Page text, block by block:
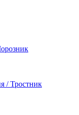
/ Тростник